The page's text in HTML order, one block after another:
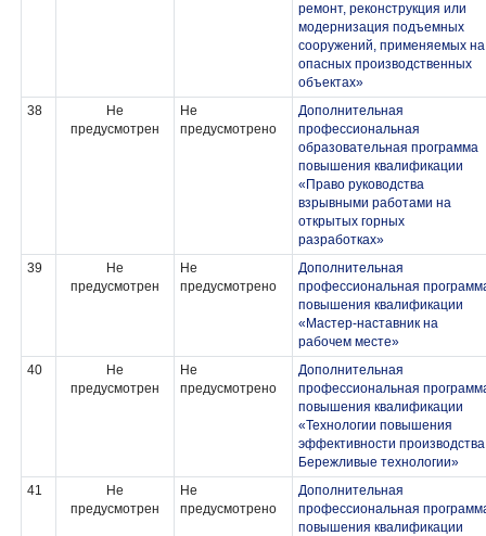
ремонт, реконструкция или
модернизация подъемных
сооружений, применяемых на
опасных производственных
объектах»
38
Не
предусмотрен
Не
предусмотрено
Дополнительная
профессиональная
образовательная программа
повышения квалификации
«Право руководства
взрывными работами на
открытых горных
разработках»
39
Не
предусмотрен
Не
предусмотрено
Дополнительная
профессиональная
повышения квалификации
«Мастер-наставник на
рабочем месте»
40
Не
предусмотрен
Не
предусмотрено
Дополнительная
профессиональная
повышения квалификации
«Технологии повышения
эффективности
Бережливые технологии»
41
Не
предусмотрен
Не
предусмотрено
Дополнительная
профессиональная
повышения квалификации